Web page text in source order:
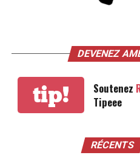
DEVENEZ
tip! Soutenez
Tipeee
RÉCENTS